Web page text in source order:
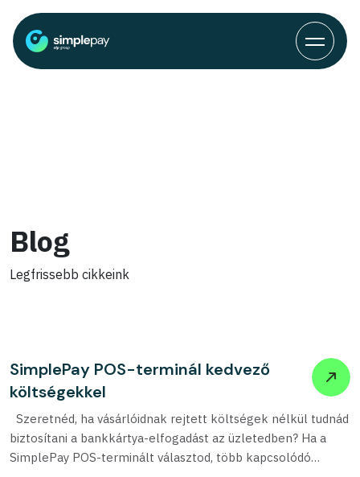
Blog
Legfrissebb cikkeink
SimplePay POS-terminál kedvező
költségekkel
Szeretnéd, ha vásárlóidnak rejtett költségek nélkül tudnád
biztosítani a bankkártya-elfogadást az üzletedben? Ha a
SimplePay POS-terminált választod, több kapcsolódó